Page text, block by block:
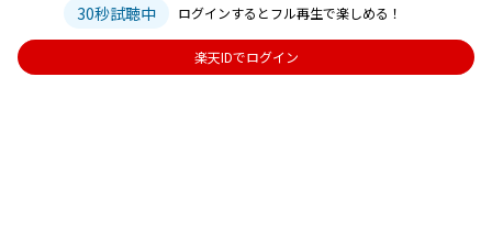
30秒試聴中 ログインするとフル再生で楽しめる！
楽天IDでログイン